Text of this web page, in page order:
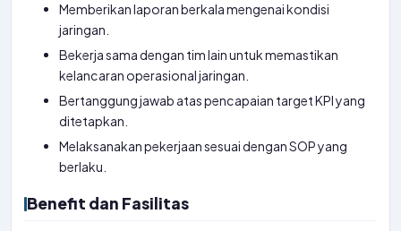
Memberikan laporan berkala mengenai kondisi
jaringan.
Bekerja sama dengan tim lain untuk memastikan
kelancaran operasional jaringan.
Bertanggung jawab atas pencapaian target KPI yang
ditetapkan.
Melaksanakan pekerjaan sesuai dengan SOP yang
berlaku.
Benefit dan Fasilitas